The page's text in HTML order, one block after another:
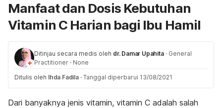
Manfaat dan Dosis Kebutuhan
Vitamin C Harian bagi Ibu Hamil
Ditinjau secara medis oleh dr. Damar Upahita · General
Practitioner · None
Ditulis oleh Ihda Fadila · Tanggal diperbarui 13/08/2021
Dari banyaknya jenis vitamin, vitamin C adalah salah